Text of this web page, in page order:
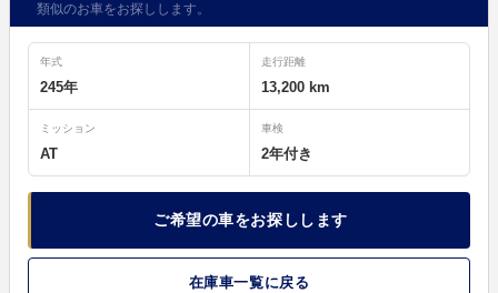
類似のお車をお探しします。
年式
245年
走行距離
13,200 km
ミッション
AT
車検
2年付き
ご希望の車をお探しします
在庫車一覧に戻る